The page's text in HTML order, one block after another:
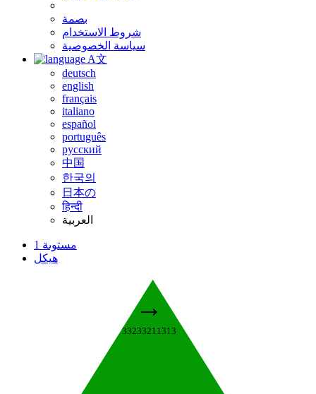
بصمة
شروط الاستخدام
سياسة الخصوصية
A文
deutsch
english
français
italiano
español
português
русский
中国
한국의
日本の
हिन्दी
العربية
مستوىة 1
هيكل
→
33233211313